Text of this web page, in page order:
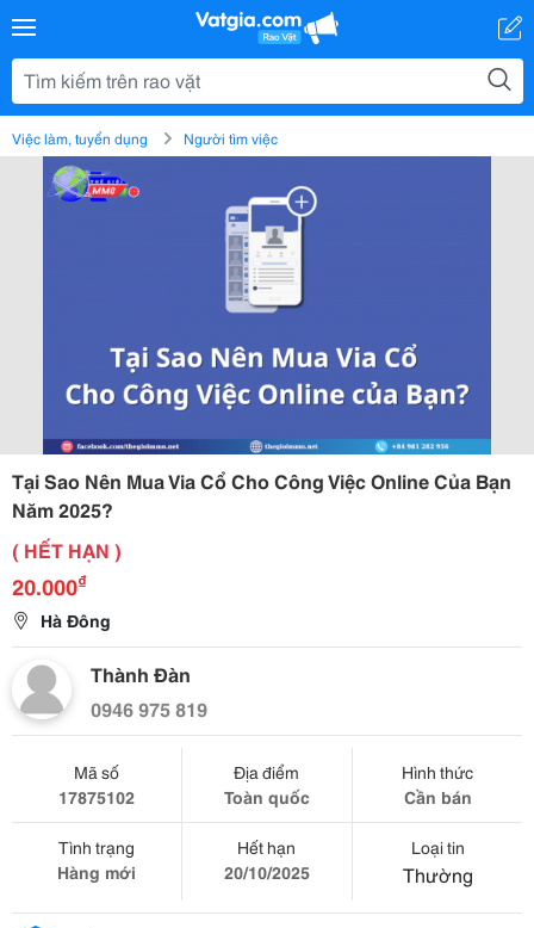
Việc làm, tuyển dụng Người tìm việc
Tại Sao Nên Mua Via Cổ Cho Công Việc Online Của Bạn
Năm 2025?
( HẾT HẠN )
20.000₫
Hà Đông
Thành Đàn
0946 975 819
Mã số
17875102
Địa điểm
Toàn quốc
Hình thức
Cần bán
Tình trạng
Hàng mới
Hết hạn
20/10/2025
Loại tin
Thường